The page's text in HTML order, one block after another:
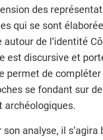
des
qui se sont
autour de l’identité
est discursive et
permet de compléter
se fondant sur
archéologiques.
son analyse, il s’agira